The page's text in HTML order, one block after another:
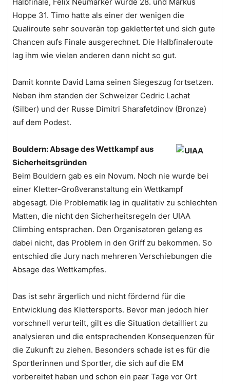
Hoppe 31. Timo hatte als einer der wenigen die
Qualiroute sehr souverän top geklettertet und sich gute
Chancen aufs Finale ausgerechnet. Die Halbfinaleroute
lag ihm wie vielen anderen dann nicht so gut.
Damit konnte David Lama seinen Siegeszug fortsetzen.
Neben ihm standen der Schweizer Cedric Lachat
(Silber) und der Russe Dimitri Sharafetdinov (Bronze)
auf dem Podest.
Bouldern: Absage des Wettkampf aus
Sicherheitsgründen
Beim Bouldern gab es ein Novum. Noch nie wurde bei
einer Kletter-Großveranstaltung ein Wettkampf
abgesagt. Die Problematik lag in qualitativ zu schlechten
Matten, die nicht den Sicherheitsregeln der UIAA
Climbing entsprachen. Den Organisatoren gelang es
dabei nicht, das Problem in den Griff zu bekommen. So
entschied die Jury nach mehreren Verschiebungen die
Absage des Wettkampfes.
Das ist sehr ärgerlich und nicht fördernd für die
Entwicklung des Klettersports. Bevor man jedoch hier
vorschnell verurteilt, gilt es die Situation detailliert zu
analysieren und die entsprechenden Konsequenzen für
die Zukunft zu ziehen. Besonders schade ist es für die
Sportlerinnen und Sportler, die sich auf die EM
vorbereitet haben und schon ein paar Tage vor Ort